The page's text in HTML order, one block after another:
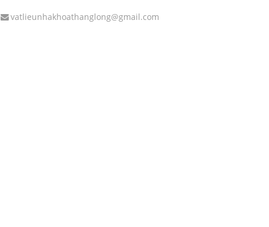
vatlieunhakhoathanglong@gmail.com